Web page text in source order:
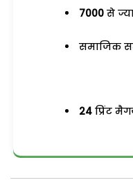
7000 से
समाजिक
24 प्रिंट